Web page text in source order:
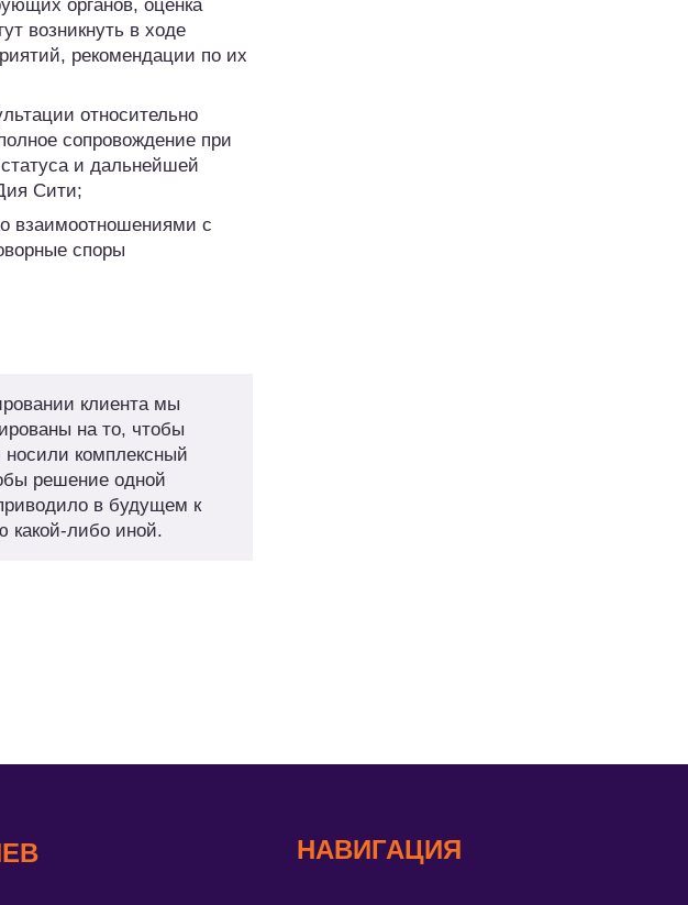
органов, оценка
возникнуть в ходе
рекомендации по их
относительно
сопровождение при
и дальнейшей
Сити;
взаимоотношениями с
споры
клиента мы
на то, чтобы
носили комплексный
решение одной
в будущем к
какой-либо иной.
НАВИГАЦИЯ